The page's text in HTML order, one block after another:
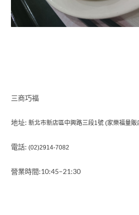
三商巧福
地址: 新北市新店區中興路三段1號 (家樂福量販
電話: (02)2914-7082
營業時間:10:45–21:30